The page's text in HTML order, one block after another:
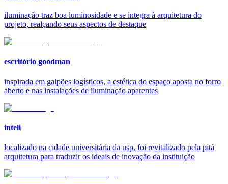
iluminação traz boa luminosidade e se integra à arquitetura do
projeto, realçando seus aspectos de destaque
escritório goodman
inspirada em galpões logísticos, a estética do espaço aposta no forro
aberto e nas instalações de iluminação aparentes
inteli
localizado na cidade universitária da usp, foi revitalizado pela pitá
arquitetura para traduzir os ideais de inovação da instituição